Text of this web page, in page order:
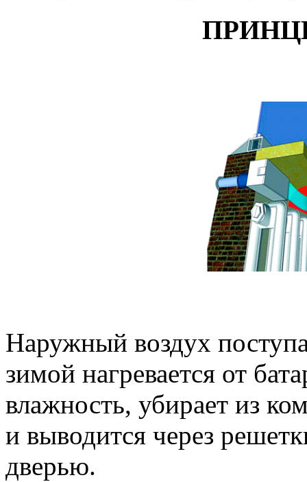
Наружный воздух
зимой нагревается от
влажность, убирает из
и выводится через
дверью.